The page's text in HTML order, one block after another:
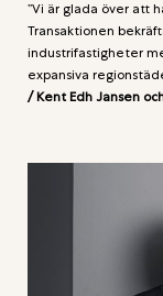
”Vi är glada över att
Transaktionen
industrifastigheter
expansiva
/ Kent Edh Jansen